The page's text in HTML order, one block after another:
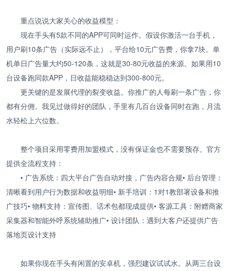
重点说说大家关心的收益模型：
现在手头有5款不同的APP可同时运作。假设你激活一台手机，
用户刷10条广告（实际远不止），平台给10元广告费，你拿7块。单
机单日广告量大约50-120条，这就是30-80元收益的来源。如果用10
台设备跑同款APP，日收益能稳稳达到300-800元。
更关键的是发展代理的裂变收益。你推广的人每刷一条广告，你
都有分佣。我见过做得好的团队，手里有几百台设备同时在跑，月流
水轻松上六位数。
整个项目采用零费用加盟模式，没有保证金也不需要预存。官方
提供全流程支持：
• 广告系统：四大平台广告自动对接，广告内容合规• 后台管理：
清晰看到用户行为数据和收益明细• 新手培训：1对1教部署设备和推
广技巧• 物料支持：宣传图、话术包都现成提供• 客源工具：附赠商家
采集器和智能外呼系统辅助推广• 设计团队：遇到大客户还提供广告
落地页设计支持
如果你现在手头有闲置的安卓机，强烈建议试试水。从两三台设